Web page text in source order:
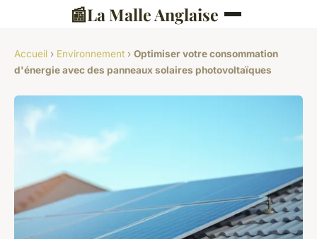
📰La Malle Anglaise
Accueil › Environnement › Optimiser votre consommation
d'énergie avec des panneaux solaires photovoltaïques